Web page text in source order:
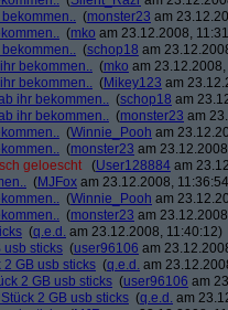
(monster23 am
(mko am 23.12.2008,
(schop18 am
bekommen.. (mko am
bekommen.. (Mikey123 am
ihr bekommen.. (schop18 am
ihr bekommen.. (monster23 am
(Winnie_Pooh am
(monster23 am
geloescht (User128884 am
(MJFox am 23.12.2008,
(Winnie_Pooh am
(monster23 am
(q.e.d. am 23.12.2008, 11:40:12)
usb sticks (user96106 am
2 GB usb sticks (q.e.d. am
2 GB usb sticks (user96106 am
2 GB usb sticks (q.e.d. am